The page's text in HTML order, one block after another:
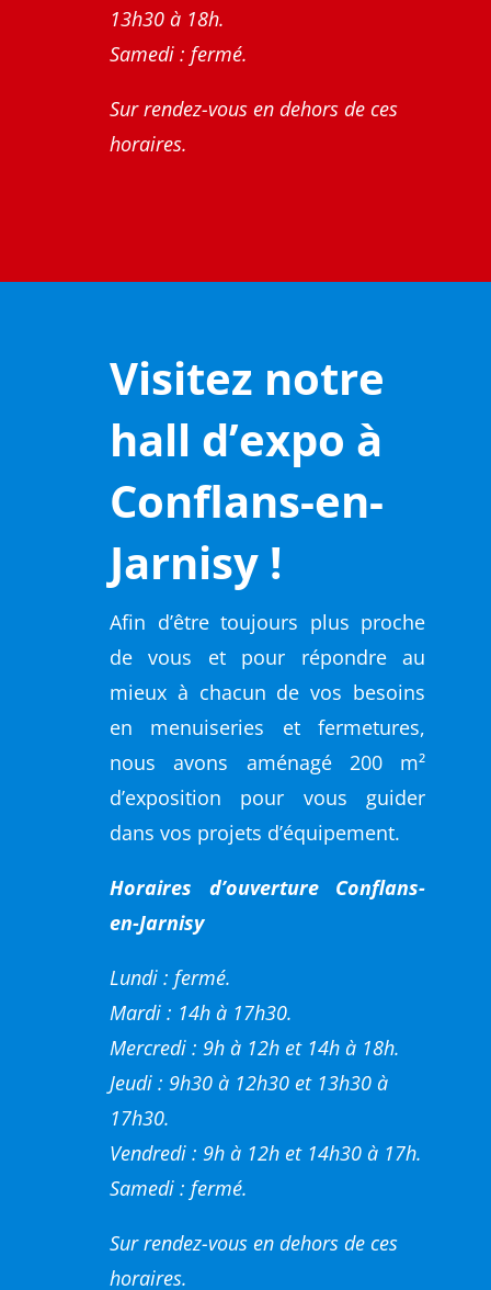
13h30 à 18h.
Samedi : fermé.
Sur rendez-vous en dehors de ces
horaires.
Visitez notre
hall d’expo à
Conflans-en-
Jarnisy !
Afin d’être toujours plus proche
de vous et pour répondre au
mieux à chacun de vos besoins
en menuiseries et fermetures,
nous avons aménagé 200 m²
d’exposition pour vous guider
dans vos projets d’équipement.
Horaires d’ouverture Conflans-
en-Jarnisy
Lundi : fermé.
Mardi : 14h à 17h30.
Mercredi : 9h à 12h et 14h à 18h.
Jeudi : 9h30 à 12h30 et 13h30 à
17h30.
Vendredi : 9h à 12h et 14h30 à 17h.
Samedi : fermé.
Sur rendez-vous en dehors de ces
horaires.